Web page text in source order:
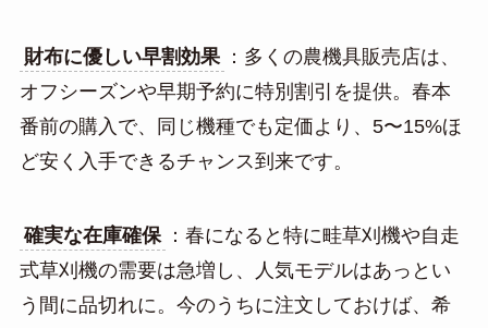
財布に優しい早割効果
：多くの農機具販売店は、
オフシーズンや早期予約に特別割引を提供。春本
番前の購入で、同じ機種でも定価より、5〜15%ほ
ど安く入手できるチャンス到来です。
確実な在庫確保
：春になると特に畦草刈機や自走
式草刈機の需要は急増し、人気モデルはあっとい
う間に品切れに。今のうちに注文しておけば、希